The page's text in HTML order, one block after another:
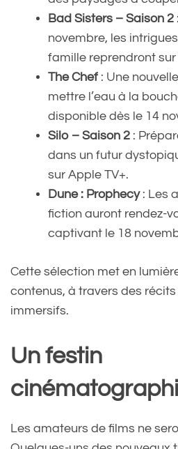
Bad Sisters – Saison 2
novembre, les
famille reprendront sur
The Chef : Une
mettre l’eau à la
disponible dès le 14
Silo – Saison 2 :
dans un futur
sur Apple TV+.
Dune : Prophecy: Les
fiction auront rendez-
captivant le 18
Cette sélection met en
contenus, à travers des
immersifs.
Un festin
Les amateurs de films ne